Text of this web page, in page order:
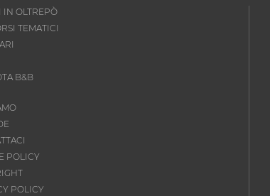
IN OLTREPÒ
TEMATICI
B&B
POLICY
POLICY